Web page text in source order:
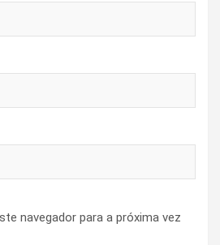
navegador para a próxima vez